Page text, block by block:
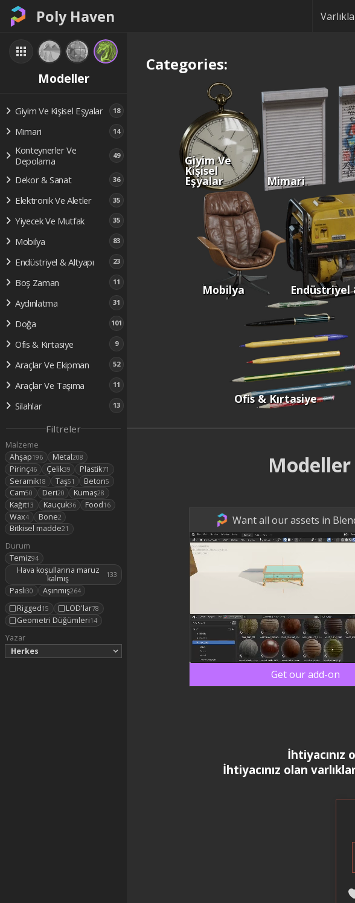
Poly Haven
Modeller
Giyim Ve Kişisel Eşyalar 18
Mimari 14
Konteynerler Ve
Depolama
49
Dekor & Sanat 36
Elektronik Ve Aletler 35
Yiyecek Ve Mutfak 35
Mobilya 83
Endüstriyel & Altyapı 23
Boş Zaman 11
Aydınlatma 31
Doğa 101
Ofis & Kırtasiye 9
Araçlar Ve Ekipman 52
Araçlar Ve Taşıma 11
Silahlar 13
Filtreler
Malzeme
Ahşap196 Metal208
Pirinç46 Çelik39 Plastik71
Seramik18 Taş51 Beton5
Cam50 Deri20 Kumaş28
Kağıt13 Kauçuk36 Food16
Wax4 Bone2
Bitkisel madde21
Durum
Temiz94
Hava koşullarına maruz
kalmış
133
Paslı30 Aşınmış264
Rigged15 LOD'lar78
Geometri Düğümleri14
Yazar
Herkes
Categories:
Giyim Ve
Kişisel
Eşyalar Mimari
Mobilya Endüstriyel
Ofis & Kırtasiye
Modeller
Want all our assets in
Get our add-on
İhtiyacınız
İhtiyacınız olan